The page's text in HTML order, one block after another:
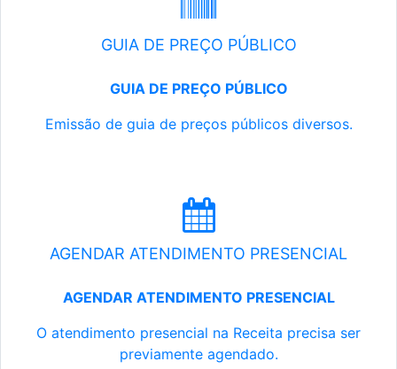
GUIA DE PREÇO PÚBLICO
GUIA DE PREÇO PÚBLICO
Emissão de guia de preços públicos diversos.
AGENDAR ATENDIMENTO PRESENCIAL
AGENDAR ATENDIMENTO PRESENCIAL
O atendimento presencial na Receita precisa ser
previamente agendado.